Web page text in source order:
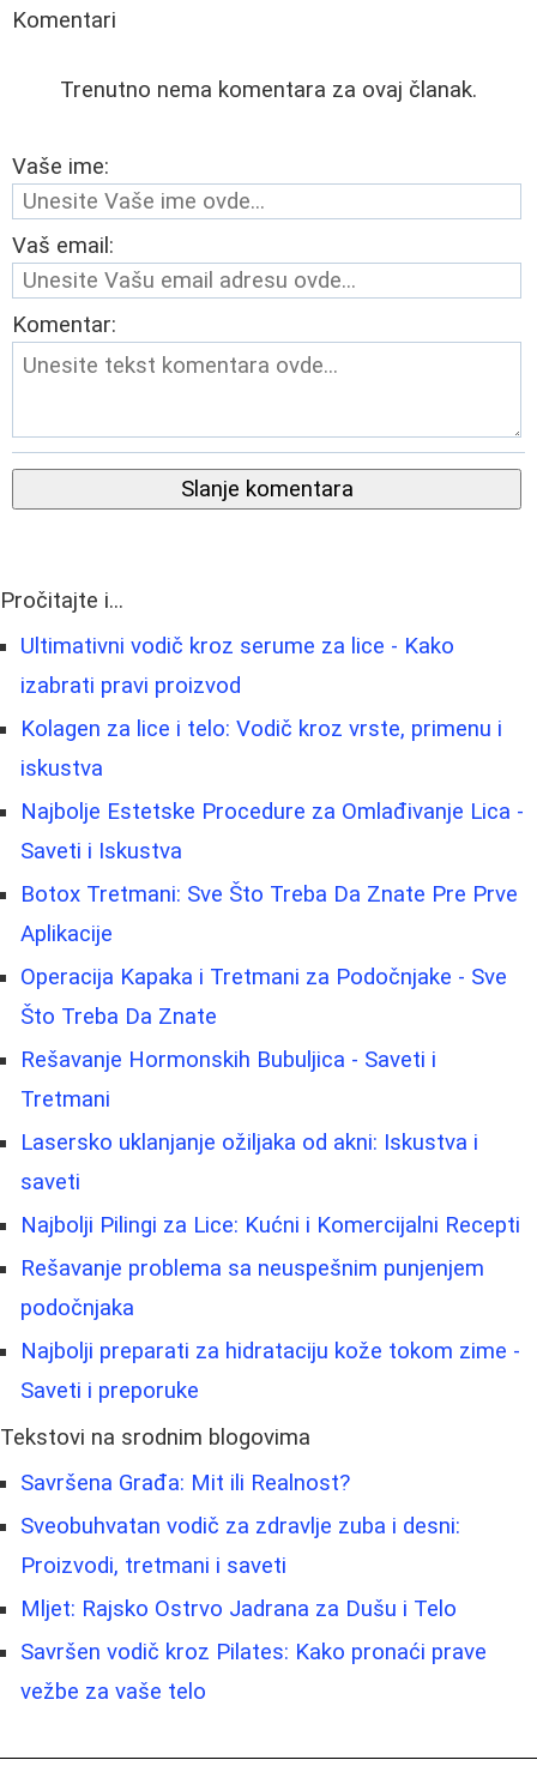
Komentari
Trenutno nema komentara za ovaj članak.
Vaše ime:
Vaš email:
Komentar:
Slanje komentara
Pročitajte i...
Ultimativni vodič kroz serume za lice - Kako
izabrati pravi proizvod
Kolagen za lice i telo: Vodič kroz vrste, primenu i
iskustva
Najbolje Estetske Procedure za Omlađivanje Lica -
Saveti i Iskustva
Botox Tretmani: Sve Što Treba Da Znate Pre Prve
Aplikacije
Operacija Kapaka i Tretmani za Podočnjake - Sve
Što Treba Da Znate
Rešavanje Hormonskih Bubuljica - Saveti i
Tretmani
Lasersko uklanjanje ožiljaka od akni: Iskustva i
saveti
Najbolji Pilingi za Lice: Kućni i Komercijalni Recepti
Rešavanje problema sa neuspešnim punjenjem
podočnjaka
Najbolji preparati za hidrataciju kože tokom zime -
Saveti i preporuke
Tekstovi na srodnim blogovima
Savršena Građa: Mit ili Realnost?
Sveobuhvatan vodič za zdravlje zuba i desni:
Proizvodi, tretmani i saveti
Mljet: Rajsko Ostrvo Jadrana za Dušu i Telo
Savršen vodič kroz Pilates: Kako pronaći prave
vežbe za vaše telo